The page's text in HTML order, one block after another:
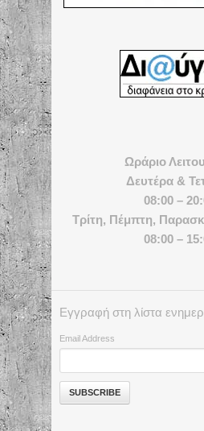
Ωράριο
Δευτέρα &
08:00 –
Τρίτη, Πέμπτη,
08:00 –
Εγγραφή στη λίστα
Email Address